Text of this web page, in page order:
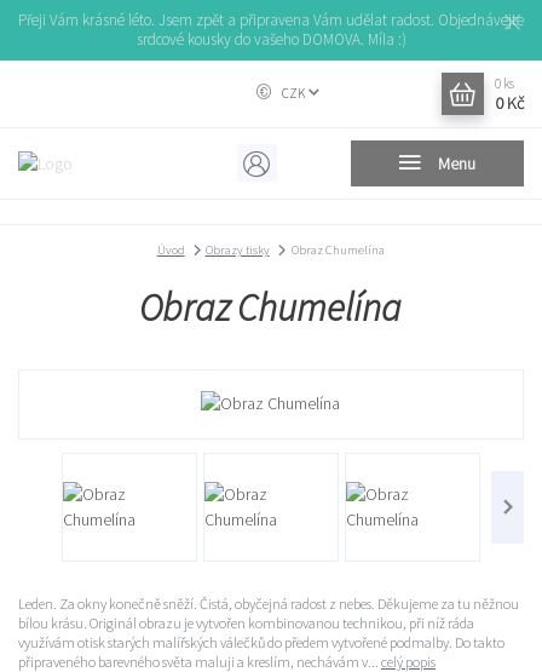
Přeji Vám krásné léto. Jsem zpět a připravena Vám udělat radost. Objednávejte
srdcové kousky do vašeho DOMOVA. Míla :)
Menu
CZK
0 ks
0 Kč
Úvod Obrazy tisky Obraz Chumelína
Obraz Chumelína
Leden. Za okny konečně sněží. Čistá, obyčejná radost z nebes. Děkujeme za tu něžnou
bílou krásu. Originál obrazu je vytvořen kombinovanou technikou, při níž ráda
využívám otisk starých malířských válečků do předem vytvořené podmalby. Do takto
připraveného barevného světa maluji a kreslím, nechávám v... celý popis